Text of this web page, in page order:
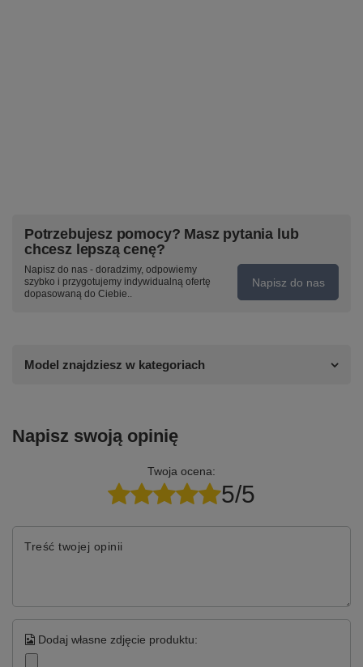
Potrzebujesz pomocy? Masz pytania lub
chcesz lepszą cenę?
Napisz do nas - doradzimy, odpowiemy
szybko i przygotujemy indywidualną ofertę
dopasowaną do Ciebie..
Napisz do nas
Model znajdziesz w kategoriach
Napisz swoją opinię
Twoja ocena:
5/5
Treść twojej opinii
Dodaj własne zdjęcie produktu: